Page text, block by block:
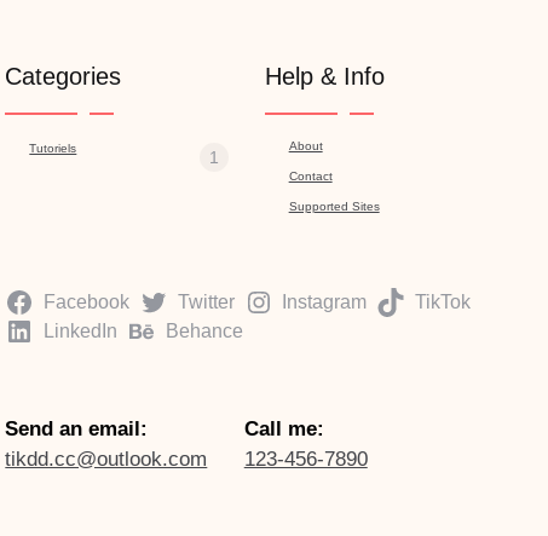
Categories
Tutoriels 1
Help & Info
About
Contact
Supported Sites
Facebook Twitter Instagram
TikTok
LinkedIn
Behance
Send an email:
tikdd.cc@outlook.com
Call me:
123-456-7890